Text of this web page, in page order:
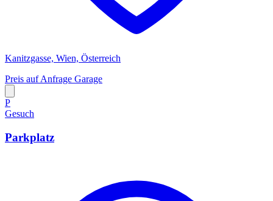
Kanitzgasse, Wien, Österreich
Preis auf Anfrage Garage
P
Gesuch
Parkplatz